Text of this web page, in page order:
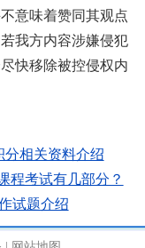
意味着赞同其观点
我方内容涉嫌侵犯
快移除被控侵权内
分相关资料介绍
程考试有几部分？
试题介绍